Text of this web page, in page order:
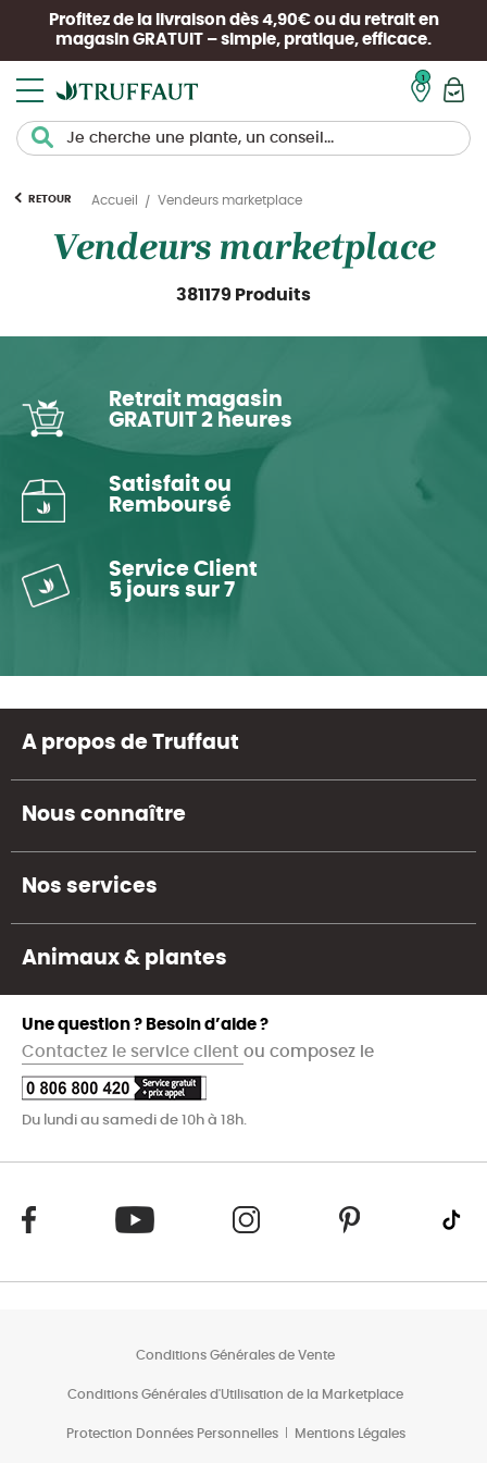
Profitez de la livraison dès 4,90€ ou du retrait en
magasin GRATUIT – simple, pratique, efficace.
RETOUR Accueil Vendeurs marketplace
Vendeurs marketplace
381179 Produits
Retrait magasin
GRATUIT 2 heures
Satisfait ou
Remboursé
Service Client
5 jours sur 7
A propos de Truffaut
Nous connaître
Nos services
Animaux & plantes
Une question ? Besoin d’aide ?
Contactez le service client ou composez le
Du lundi au samedi de 10h à 18h.
Conditions Générales de Vente
Conditions Générales d'Utilisation de la Marketplace
Protection Données Personnelles Mentions Légales